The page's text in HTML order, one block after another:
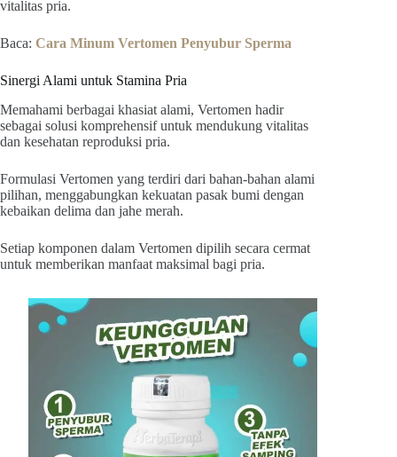
vitalitas pria.
Baca: Cara Minum Vertomen Penyubur Sperma
Sinergi Alami untuk Stamina Pria
Memahami berbagai khasiat alami, Vertomen hadir
sebagai solusi komprehensif untuk mendukung vitalitas
dan kesehatan reproduksi pria.
Formulasi Vertomen yang terdiri dari bahan-bahan alami
pilihan, menggabungkan kekuatan pasak bumi dengan
kebaikan delima dan jahe merah.
Setiap komponen dalam Vertomen dipilih secara cermat
untuk memberikan manfaat maksimal bagi pria.